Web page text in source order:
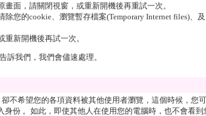
面，請關閉視窗，或重新開機後再重試一次。
您的cookie、瀏覽暫存檔案(Temporary Internet files)、
新開機後再試一次。
訴我們，我們會儘速處理。
不希望您的各項資料被其他使用者瀏覽，這個時候，您
份 。如此，即使其他人在使用您的電腦時，也不會看到